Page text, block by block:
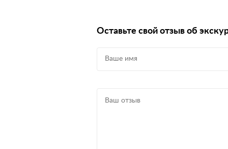
Оставьте свой отзыв об